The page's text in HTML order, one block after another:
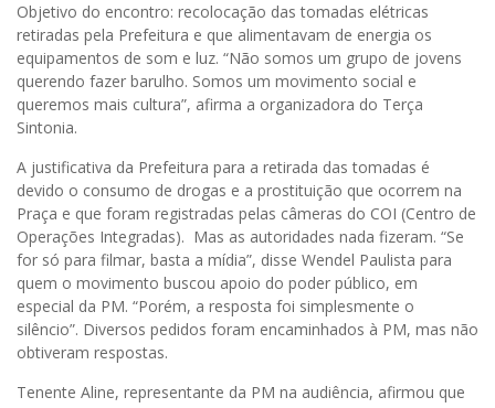
Objetivo do encontro: recolocação das tomadas elétricas
retiradas pela Prefeitura e que alimentavam de energia os
equipamentos de som e luz. “Não somos um grupo de jovens
querendo fazer barulho. Somos um movimento social e
queremos mais cultura”, afirma a organizadora do Terça
Sintonia.
A justificativa da Prefeitura para a retirada das tomadas é
devido o consumo de drogas e a prostituição que ocorrem na
Praça e que foram registradas pelas câmeras do COI (Centro de
Operações Integradas). Mas as autoridades nada fizeram. “Se
for só para filmar, basta a mídia”, disse Wendel Paulista para
quem o movimento buscou apoio do poder público, em
especial da PM. “Porém, a resposta foi simplesmente o
silêncio”. Diversos pedidos foram encaminhados à PM, mas não
obtiveram respostas.
Tenente Aline, representante da PM na audiência, afirmou que